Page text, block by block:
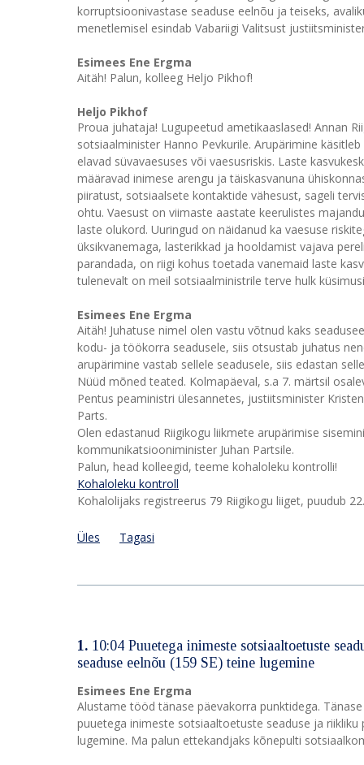
korruptsioonivastase seaduse eelnõu ja teiseks,
menetlemisel esindab Vabariigi Valitsust
Esimees Ene Ergma
Aitäh! Palun, kolleeg Heljo Pikhof!
Heljo Pikhof
Proua juhataja! Lugupeetud ametikaaslased! Annan
sotsiaalminister Hanno Pevkurile. Arupärimine
elavad süvavaesuses või vaesusriskis. Laste
määravad inimese arengu ja täiskasvanuna
piiratust, sotsiaalsete kontaktide vähesust, sageli
ohtu. Vaesust on viimaste aastate keerulistes
laste olukord. Uuringud on näidanud ka vaesuse
üksikvanemaga, lasterikkad ja hooldamist vajava
parandada, on riigi kohus toetada vanemaid laste
tulenevalt on meil sotsiaalministrile terve hulk
Esimees Ene Ergma
Aitäh! Juhatuse nimel olen vastu võtnud kaks
kodu- ja töökorra seadusele, siis otsustab juhatus
arupärimine vastab sellele seadusele, siis edastan
Nüüd mõned teated. Kolmapäeval, s.a 7. märtsil
Pentus peaministri ülesannetes, justiitsminister
Parts.
Olen edastanud Riigikogu liikmete arupärimise
kommunikatsiooniminister Juhan Partsile.
Palun, head kolleegid, teeme kohaloleku kontrolli!
Kohaloleku kontroll
Kohalolijaks registreerus 79 Riigikogu liiget, puudub 22.
Üles Tagasi
1. 10:04 Puuetega inimeste sotsiaaltoetuste
seaduse eelnõu (159 SE) teine lugemine
Esimees Ene Ergma
Alustame tööd tänase päevakorra punktidega.
puuetega inimeste sotsiaaltoetuste seaduse ja
lugemine. Ma palun ettekandjaks kõnepulti